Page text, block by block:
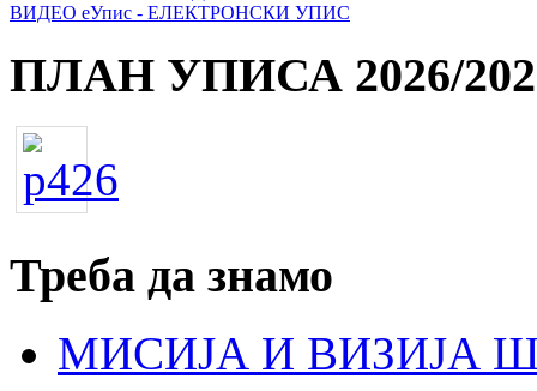
ВИДЕО еУпис - ЕЛЕКТРОНСКИ УПИС
ПЛАН УПИСА 2026/
Треба да знамо
МИСИЈА И ВИЗИЈА